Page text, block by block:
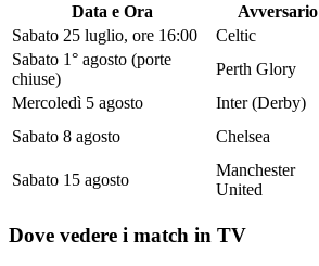
Data e Ora Avversario
Sabato 25 luglio, ore 16:00
Celtic
Sabato 1° agosto (porte
chiuse)
Perth Glory
Mercoledì 5 agosto
Inter (Derby)
Sabato 8 agosto
Chelsea
Sabato 15 agosto
Manchester
United
Dove vedere i match in TV